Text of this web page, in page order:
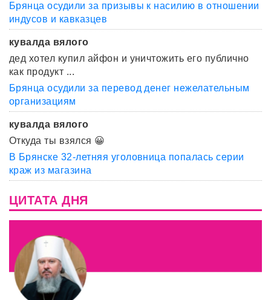
Брянца осудили за призывы к насилию в отношении
индусов и кавказцев
кувалда вялого
дед хотел купил айфон и уничтожить его публично
как продукт ...
Брянца осудили за перевод денег нежелательным
организациям
кувалда вялого
Откуда ты взялся 😀
В Брянске 32-летняя уголовница попалась серии
краж из магазина
ЦИТАТА ДНЯ